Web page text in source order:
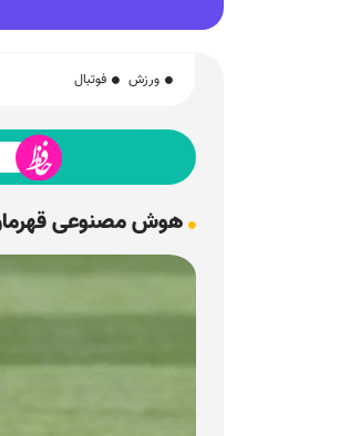
ورزش فوتبال
هوش مصنوعی